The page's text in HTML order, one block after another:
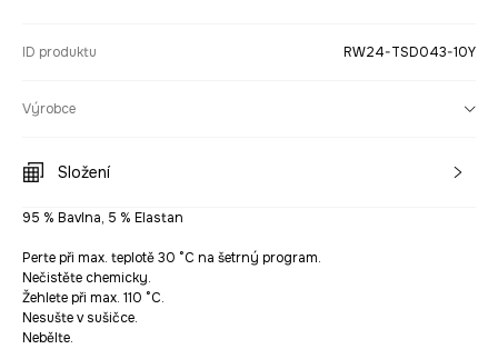
ID produktu RW24-TSD043-10Y
Výrobce
Složení
95 % Bavlna, 5 % Elastan
Perte při max. teplotě 30 °C na šetrný program.
Nečistěte chemicky.
Žehlete při max. 110 °C.
Nesušte v sušičce.
Nebělte.